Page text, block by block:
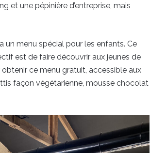
et une pépinière d’entreprise, mais
un menu spécial pour les enfants. Ce
est de faire découvrir aux jeunes de
ce menu gratuit, accessible aux
façon végétarienne, mousse chocolat